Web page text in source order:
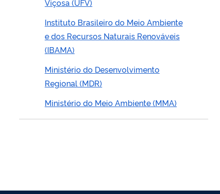
Viçosa (UFV)
Instituto Brasileiro do Meio Ambiente
e dos Recursos Naturais Renováveis
(IBAMA)
Ministério do Desenvolvimento
Regional (MDR)
Ministério do Meio Ambiente (MMA)